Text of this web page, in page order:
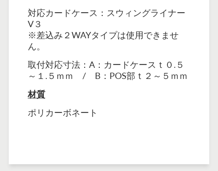
対応カードケース：スウィングライナー
V３
※差込み２WAYタイプは使用できませ
ん。
取付対応寸法：A：カードケースｔ０.５
～１.５ｍｍ / B：POS部ｔ２～５ｍｍ
材質
ポリカーボネート